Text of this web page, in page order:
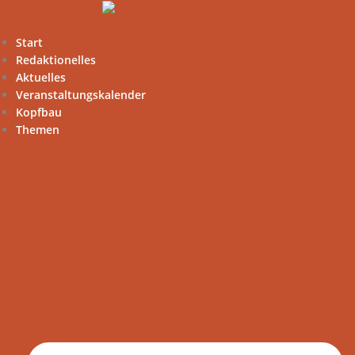
springen
Start
Redaktionelles
Aktuelles
Veranstaltungskalender
Kopfbau
Themen